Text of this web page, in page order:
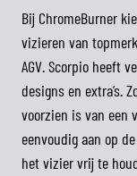
Bij ChromeBurner
vizieren van
AGV. Scorpio heeft
designs en extra’s.
voorzien is van een
eenvoudig aan op
het vizier vrij te